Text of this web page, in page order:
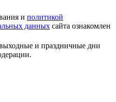
и политикой
данных сайта ознакомлен
и праздничные дни